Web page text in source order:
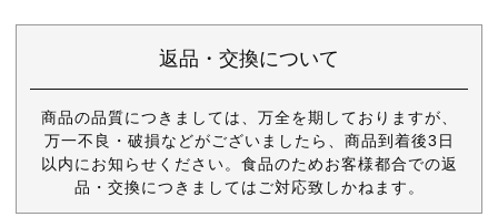
返品・交換について
商品の品質につきましては、万全を期しておりますが、
万一不良・破損などがございましたら、商品到着後3日
以内にお知らせください。食品のためお客様都合での返
品・交換につきましてはご対応致しかねます。